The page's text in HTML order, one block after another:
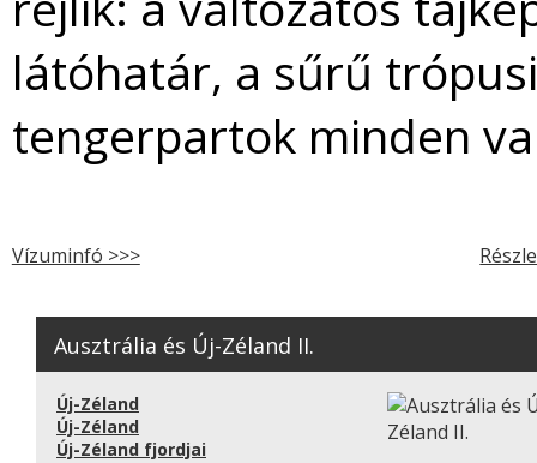
látóhatár, a sűrű
tengerpartok minden
Vízuminfó >>>
Ausztrália és Új-Zéland II.
Új-Zéland
Új-Zéland
Új-Zéland fjordjai